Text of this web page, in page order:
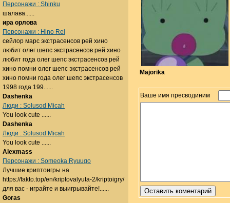
Majorika
Ваше имя пресводиним
Персонажи : Shinku
шалава......
ира орлова
Персонажи : Hino Rei
сейлор марс экстрасенсов рей хино
любит олег шепс экстрасенсов рей хино
любит года олег шепс экстрасенсов рей
хино помни олег шепс экстрасенсов рей
хино помни года олег шепс экстрасенсов
1998 года 199......
Dashenka
Люди : Solusod Micah
You look cute ......
Dashenka
Люди : Solusod Micah
You look cute ......
Alexmass
Персонажи : Someoka Ryuugo
Лучшие криптоигры на
https://fakto.top/en/kriptovalyuta-2/kriptoigry/
для вас - играйте и выигрывайте!......
Goras